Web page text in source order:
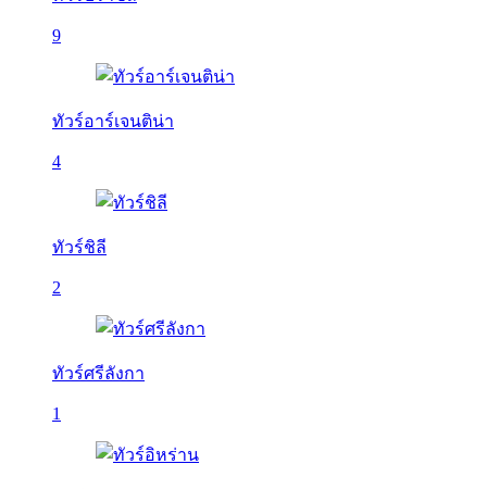
9
ทัวร์อาร์เจนติน่า
4
ทัวร์ชิลี
2
ทัวร์ศรีลังกา
1